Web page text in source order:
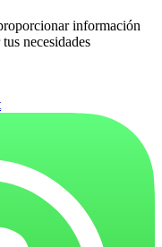
información
necesidades